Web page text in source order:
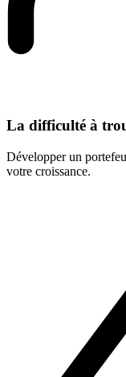
La difficulté à
Développer un
votre croissance.